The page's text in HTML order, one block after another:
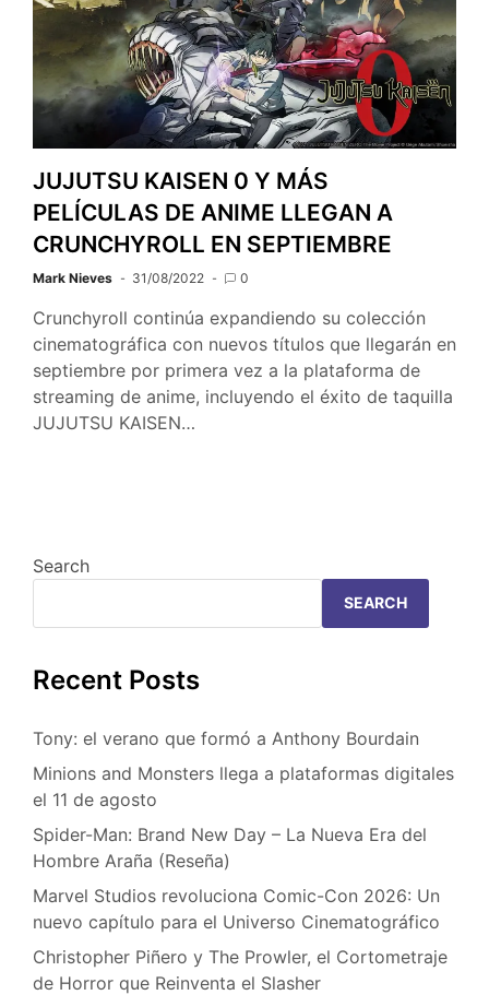
JUJUTSU KAISEN 0 Y MÁS
PELÍCULAS DE ANIME LLEGAN A
CRUNCHYROLL EN SEPTIEMBRE
Mark Nieves 31/08/2022 0
Crunchyroll continúa expandiendo su colección
cinematográfica con nuevos títulos que llegarán en
septiembre por primera vez a la plataforma de
streaming de anime, incluyendo el éxito de taquilla
JUJUTSU KAISEN…
Search
SEARCH
Recent Posts
Tony: el verano que formó a Anthony Bourdain
Minions and Monsters llega a plataformas digitales
el 11 de agosto
Spider-Man: Brand New Day – La Nueva Era del
Hombre Araña (Reseña)
Marvel Studios revoluciona Comic-Con 2026: Un
nuevo capítulo para el Universo Cinematográfico
Christopher Piñero y The Prowler, el Cortometraje
de Horror que Reinventa el Slasher